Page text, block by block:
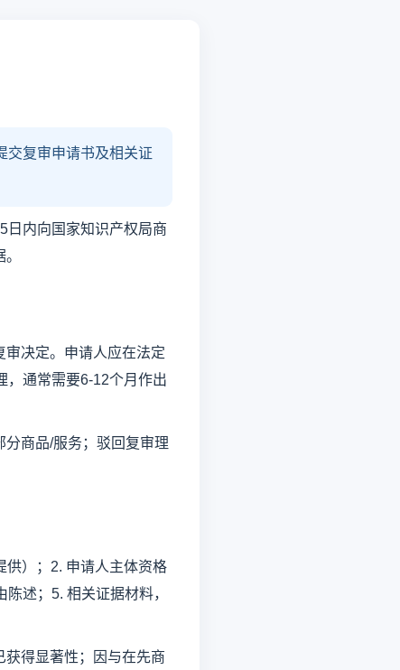
交复审申请书及相关证
日内向国家知识产权局商
决定。申请人应在法定
，通常需要6-12个月作出
商品/服务；驳回复审理
供）；2. 申请人主体资格
述；5. 相关证据材料，
得显著性；因与在先商